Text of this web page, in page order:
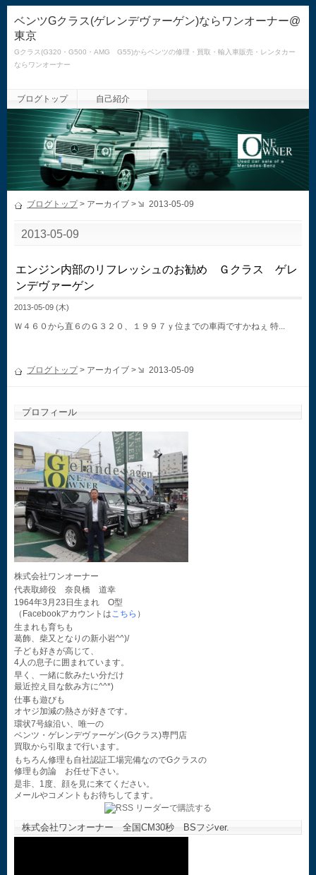
ベンツGクラス(ゲレンデヴァーゲン)ならワンオーナー@
東京
Gクラス(G320・G500・AMG G55)からベンツの修理・買取・輸入車販売・レンタカー
ならワンオーナー
ブログトップ 自己紹介
ブログトップ> アーカイブ > 2013-05-09
2013-05-09
エンジン内部のリフレッシュのお勧め Ｇクラス ゲレ
ンデヴァーゲン
2013-05-09 (木)
Ｗ４６０から直６のＧ３２０、１９９７ｙ位までの車両ですかねぇ 特...
ブログトップ> アーカイブ > 2013-05-09
プロフィール
株式会社ワンオーナー
代表取締役 奈良橋 道幸
1964年3月23日生まれ O型
（Facebookアカウントはこちら ）
生まれも育ちも
葛飾、柴又となりの新小岩^^)/
子ども好きが高じて、
4人の息子に囲まれています。
早く、一緒に飲みたい分だけ
最近控え目な飲み方に^^*)
仕事も遊びも
オヤジ加減の熱さが好きです。
環状7号線沿い、唯一の
ベンツ・ゲレンデヴァーゲン(Gクラス)専門店
買取から引取まで行います。
もちろん修理も自社認証工場完備なのでGクラスの
修理も勿論 お任せ下さい。
是非、1度、顔を見に来てください。
メールやコメントもお待ちしてます。
株式会社ワンオーナー 全国CM30秒 BSフジver.